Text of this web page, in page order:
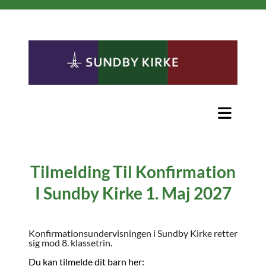
Tilmelding Til Konfirmation
I Sundby Kirke 1. Maj 2027
Konfirmationsundervisningen i Sundby Kirke retter
sig mod 8. klassetrin.
Du kan tilmelde dit barn her: